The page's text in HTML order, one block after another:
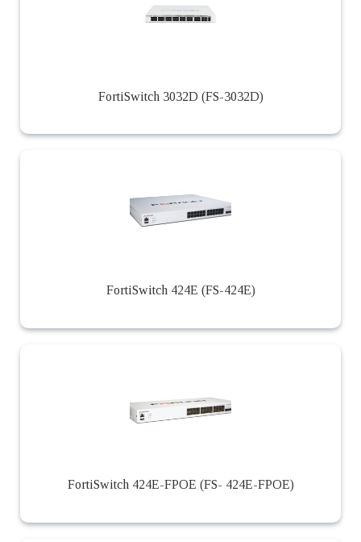
FortiSwitch 3032D (FS-3032D)
FortiSwitch 424E (FS-424E)
FortiSwitch 424E-FPOE (FS- 424E-FPOE)